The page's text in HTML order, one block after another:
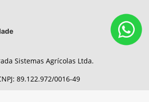
Sistemas Agrícolas Ltda.
89.122.972/0016-49